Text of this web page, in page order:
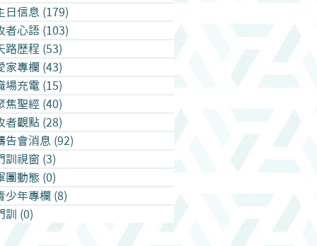
日信息 (179)
者心語 (103)
路歷程 (53)
家專欄 (43)
場充電 (15)
焦聖經 (40)
者觀點 (28)
告會消息 (92)
訓視窗 (3)
團動態 (0)
少年專欄 (8)
訓
(0)